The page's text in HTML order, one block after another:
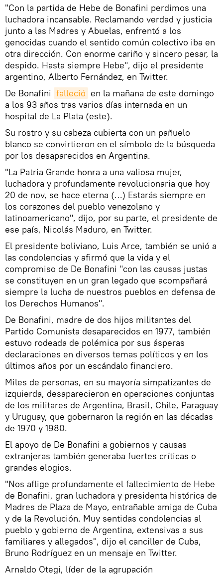
"Con la partida de Hebe de Bonafini perdimos una
luchadora incansable. Reclamando verdad y justicia
junto a las Madres y Abuelas, enfrentó a los
genocidas cuando el sentido común colectivo iba en
otra dirección. Con enorme cariño y sincero pesar, la
despido. Hasta siempre Hebe", dijo el presidente
argentino, Alberto Fernández, en Twitter.
De Bonafini falleció en la mañana de este domingo
a los 93 años tras varios días internada en un
hospital de La Plata (este).
Su rostro y su cabeza cubierta con un pañuelo
blanco se convirtieron en el símbolo de la búsqueda
por los desaparecidos en Argentina.
"La Patria Grande honra a una valiosa mujer,
luchadora y profundamente revolucionaria que hoy
20 de nov, se hace eterna (…) Estarás siempre en
los corazones del pueblo venezolano y
latinoamericano", dijo, por su parte, el presidente de
ese país, Nicolás Maduro, en Twitter.
El presidente boliviano, Luis Arce, también se unió a
las condolencias y afirmó que la vida y el
compromiso de De Bonafini "con las causas justas
se constituyen en un gran legado que acompañará
siempre la lucha de nuestros pueblos en defensa de
los Derechos Humanos".
De Bonafini, madre de dos hijos militantes del
Partido Comunista desaparecidos en 1977, también
estuvo rodeada de polémica por sus ásperas
declaraciones en diversos temas políticos y en los
últimos años por un escándalo financiero.
Miles de personas, en su mayoría simpatizantes de
izquierda, desaparecieron en operaciones conjuntas
de los militares de Argentina, Brasil, Chile, Paraguay
y Uruguay, que gobernaron la región en las décadas
de 1970 y 1980.
El apoyo de De Bonafini a gobiernos y causas
extranjeras también generaba fuertes críticas o
grandes elogios.
"Nos aflige profundamente el fallecimiento de Hebe
de Bonafini, gran luchadora y presidenta histórica de
Madres de Plaza de Mayo, entrañable amiga de Cuba
y de la Revolución. Muy sentidas condolencias al
pueblo y gobierno de Argentina, extensivas a sus
familiares y allegados", dijo el canciller de Cuba,
Bruno Rodríguez en un mensaje en Twitter.
Arnaldo Otegi, líder de la agrupación